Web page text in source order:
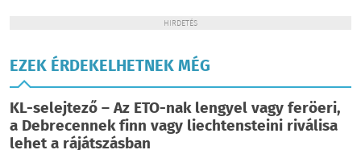
HIRDETÉS
EZEK ÉRDEKELHETNEK MÉG
KL-selejtező – Az ETO-nak lengyel vagy feröeri,
a Debrecennek finn vagy liechtensteini riválisa
lehet a rájátszásban